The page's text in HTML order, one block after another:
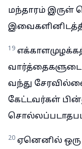
மந்தாரம் இருள்
19
வந்து
கேட்டவர்கள்
20 ஏனெனில் ஒரு